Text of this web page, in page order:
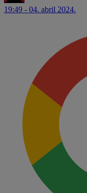
19:49 - 04. abril 2024.